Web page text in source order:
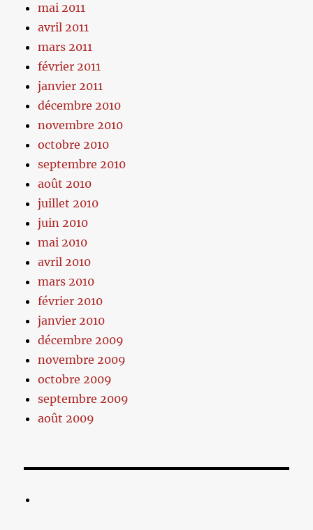
mai 2011
avril 2011
mars 2011
février 2011
janvier 2011
décembre 2010
novembre 2010
octobre 2010
septembre 2010
août 2010
juillet 2010
juin 2010
mai 2010
avril 2010
mars 2010
février 2010
janvier 2010
décembre 2009
novembre 2009
octobre 2009
septembre 2009
août 2009